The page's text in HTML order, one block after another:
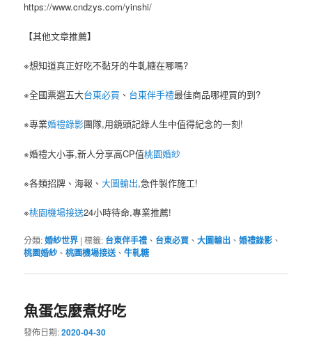
https://www.cndzys.com/yinshi/
【其他文章推薦】
※想知道真正好吃不黏牙的牛軋糖在哪嗎?
※全國票選五大台東必買 、 台東伴手禮最佳商品哪裡買的到?
※專業婚禮錄影團隊,用鏡頭記錄人生中值得紀念的一刻!
※婚禮大小事,新人分享高CP值桃園婚紗
※各類招牌、海報、大圖輸出,急件製作施工!
※桃園機場接送24小時待命,專業推薦!
分類:婚紗世界 |標籤: 台東伴手禮 、 台東必買 、大圖輸出 、婚禮錄影 、
桃園婚紗 、桃園機場接送 、牛軋糖
魚蛋怎麼煮好吃
發佈日期:2020-04-30